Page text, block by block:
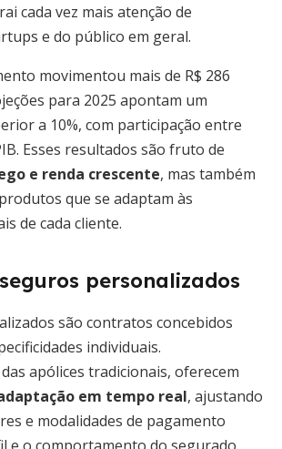
cada vez mais atenção de
e do público em geral.
movimentou mais de R$ 286
para 2025 apontam um
a 10%, com participação entre
Esses resultados são fruto de
e renda crescente, mas também
que se adaptam às
de cada cliente.
personalizados
são contratos concebidos
individuais.
apólices tradicionais, oferecem
em tempo real, ajustando
e modalidades de pagamento